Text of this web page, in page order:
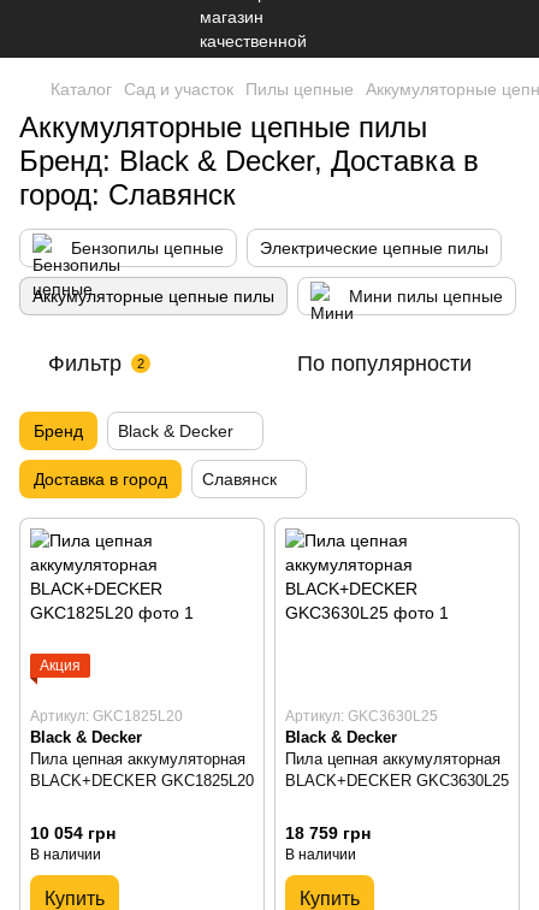
Каталог Сад и участок Пилы цепные Аккумуляторные
Аккумуляторные цепные пилы
Бренд: Black & Decker, Доставка в
город: Славянск
Бензопилы цепные Электрические цепные пилы
Аккумуляторные цепные пилы Мини пилы цепные
Фильтр 2 По популярности
Бренд Black & Decker
Доставка в город Славянск
Акция
Артикул: GKC1825L20
Black & Decker
Пила цепная аккумуляторная
BLACK+DECKER GKC1825L20
10 054 грн
В наличии
Купить
Артикул: GKC3630L25
Black & Decker
Пила цепная аккумуляторная
BLACK+DECKER GKC3630L25
18 759 грн
В наличии
Купить